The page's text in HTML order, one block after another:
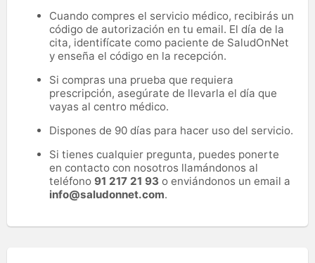
Cuando compres el servicio médico, recibirás un
código de autorización en tu email. El día de la
cita, identifícate como paciente de SaludOnNet
y enseña el código en la recepción.
Si compras una prueba que requiera
prescripción, asegúrate de llevarla el día que
vayas al centro médico.
Dispones de 90 días para hacer uso del servicio.
Si tienes cualquier pregunta, puedes ponerte
en contacto con nosotros llamándonos al
teléfono 91 217 21 93 o enviándonos un email a
info@saludonnet.com.